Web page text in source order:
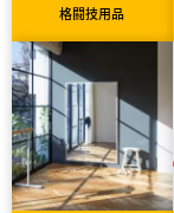
格闘技用品